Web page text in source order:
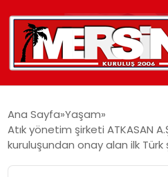
YAŞAM
Ana Sayfa Yaşam
Atık yönetim şirketi ATKASAN
kuruluşundan onay alan ilk Türk